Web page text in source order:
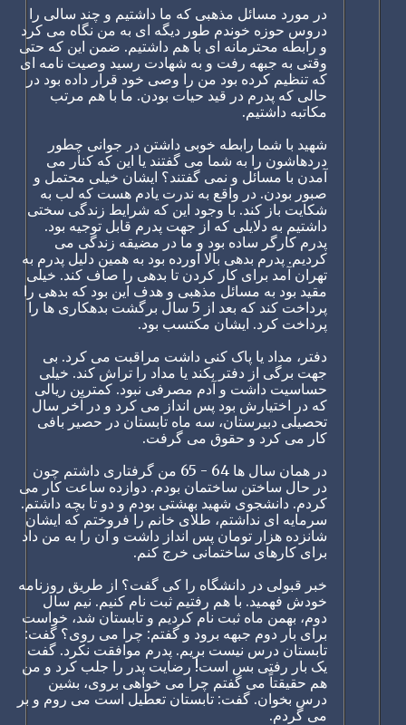
در مورد مسائل مذهبی که ما داشتیم و چند سالی را
دروس حوزه خوندم طور دیگه ای به من نگاه می کرد
و رابطه محترمانه ای با هم داشتیم. ضمن این که حتی
وقتی به جبهه رفت و به شهادت رسید وصیت نامه ای
که تنظیم کرده بود من را وصی خود قرار داده بود در
حالی که پدرم در قید حیات بودن. ما با هم مرتب
مکاتبه داشتیم.
شهید با شما رابطه خوبی داشتن در جوانی چطور
دردهاشون را به شما می گفتند یا این که کنار می
آمدن با مسائل و نمی گفتند؟ ایشان خیلی محتمل و
صبور بودن. در واقع به ندرت یادم هست که لب به
شکایت باز کند. با وجود این که شرایط زندگی سختی
داشتیم به دلایلی که از جهت پدرم قابل توجیه بود.
پدرم کارگر ساده بود و ما در مضیقه زندگی می
کردیم. پدرم بدهی بالا آورده بود به همین دلیل پدرم به
تهران آمد برای کار کردن تا بدهی را صاف کند. خیلی
مقید بود به مسائل مذهبی و هدف این بود که بدهی را
پرداخت کند که بعد از 5 سال برگشت بدهکاری ها را
پرداخت کرد. ایشان مکتسب بود.
دفتر، مداد یا پاک کنی داشت مراقبت می کرد. بی
جهت برگی از دفتر بکند یا مداد را تراش کند. خیلی
حساسیت داشت و آدم مصرفی نبود. کمترین ریالی
که در اختیارش بود پس انداز می کرد و در آخر سال
تحصیلی دبیرستان، سه ماه تابستان در حصیر بافی
کار می کرد و حقوق می گرفت.
در همان سال ها 64 - 65 من گرفتاری داشتم چون
در حال ساختن ساختمان بودم. دوازده ساعت کار می
کردم. دانشجوی شهید بهشتی بودم و دو تا بچه داشتم.
سرمایه ای نداشتم، طلای خانم را فروختم که ایشان
شانزده هزار تومان پس انداز داشت و آن را به من داد
برای کارهای ساختمانی خرج کنم.
خبر قبولی در دانشگاه را کی گفت؟ از طریق روزنامه
خودش فهمید. با هم رفتیم ثبت نام کنیم. نیم سال
دوم، بهمن ماه ثبت نام کردیم و تابستان شد، خواست
برای بار دوم جبهه برود و گفتم: چرا می روی؟ گفت:
تابستان درس نیست بریم. پدرم موافقت نکرد. گفت
یک بار رفتی بس است! رضایت پدر را جلب کرد و من
هم حقیقتاً می گفتم چرا می خواهی بروی، بشین
درس بخوان. گفت: تابستان تعطیل است می روم و بر
می گردم.